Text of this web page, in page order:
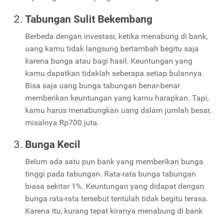
Tabungan Sulit Bekembang
Berbeda dengan investasi, ketika menabung di bank,
uang kamu tidak langsung bertambah begitu saja
karena bunga atau bagi hasil. Keuntungan yang
kamu dapatkan tidaklah seberapa setiap bulannya.
Bisa saja uang bunga tabungan benar-benar
memberikan keuntungan yang kamu harapkan. Tapi,
kamu harus menabungkan uang dalam jumlah besar,
misalnya Rp700 juta.
Bunga Kecil
Belum ada satu pun bank yang memberikan bunga
tinggi pada tabungan. Rata-rata bunga tabungan
biasa sekitar 1%. Keuntungan yang didapat dengan
bunga rata-rata tersebut tentulah tidak begitu terasa.
Karena itu, kurang tepat kiranya menabung di bank